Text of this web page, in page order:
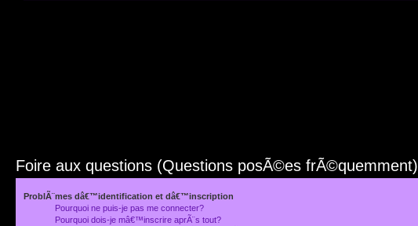
Foire aux questions (Questions posÃ©es frÃ©quemment)
ProblÃ¨mes dâ€™identification et dâ€™inscription
Pourquoi ne puis-je pas me connecter?
Pourquoi dois-je mâ€™inscrire aprÃ¨s tout?